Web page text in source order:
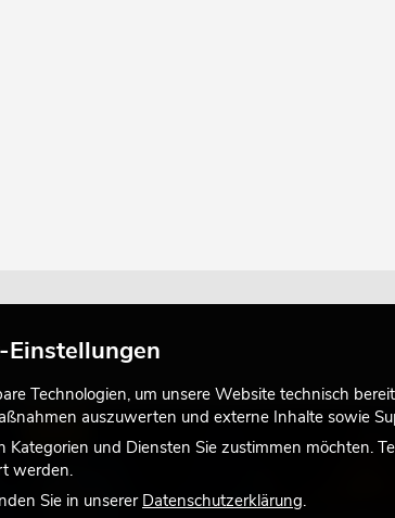
Einstellungen
Technologien, um unsere Website technisch
auszuwerten und externe Inhalte sowie
und Diensten Sie zustimmen möchten.
werden.
Sie in unserer Datenschutzerklärung.